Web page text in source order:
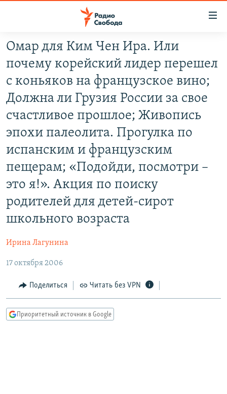
упрощенного
доступа
основному
содержанию
главной
навигации
Вернутся
поиску
ПРОГРАММЫ
ПОДКАСТЫ
АВТОРСКИЕ ПРОЕКТЫ
ЦИТАТЫ СВОБОДЫ
КУЛЬТУРА
IDEL.РЕАЛИИ
КАВКАЗ.РЕАЛИИ
СЕВЕР.РЕАЛИИ
СИБИРЬ.РЕАЛИИ
СОЦИАЛЬНЫЕ СЕТИ
Омар для Ким Чен Ира. Или
почему корейский лидер перешел
с коньяков на французское вино;
Должна ли Грузия России за свое
счастливое прошлое; Живопись
эпохи палеолита. Прогулка по
испанским и французским
пещерам; «Подойди, посмотри –
это я!». Акция по поиску
родителей для детей-сирот
школьного возраста
Ирина Лагунина
17 октября 2006
Поделиться Читать без VPN
Приоритетный источник в Google